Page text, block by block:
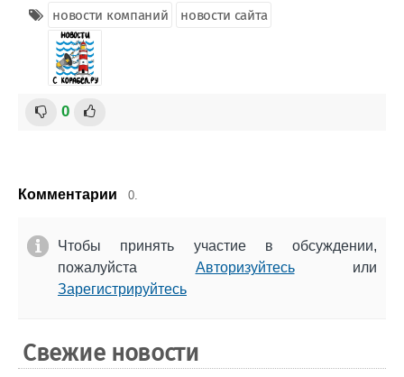
Словарь
Отзывы
новости компаний новости сайта
0
Комментарии 0.
Чтобы принять участие в обсуждении,
пожалуйста Авторизуйтесьили
Зарегистрируйтесь
Свежие новости